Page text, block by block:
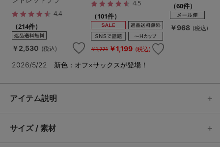
4.4
（214件）
￥2,530 (税込)
4.5
（101件）
￥1,771 ￥1,199 (税込)
（60件）
￥968 (税込)
2026/5/22 新色：オフ×サックスが登場！
アイテム説明
サイズ / 素材